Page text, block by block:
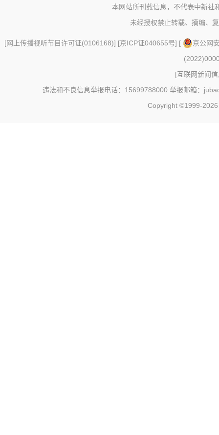
本网站所刊载信息，不代表中新社
未经授权禁止转载、摘编、
[网上传播视听节目许可证(0106168)] [京ICP证040655号] [
京公网
[互联网新闻
违法和不良信息举报电话：15699788000 举报邮箱：
Copyright ©1999-